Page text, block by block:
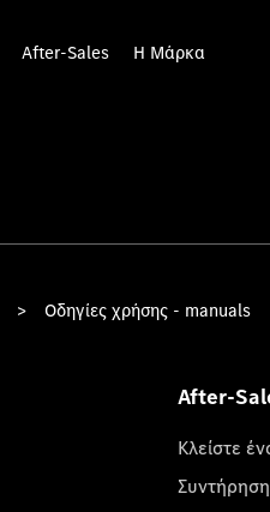
After-Sales Η Μάρκα
> Οδηγίες χρήσης - manuals
After-
Κλείστε
Συντήρηση